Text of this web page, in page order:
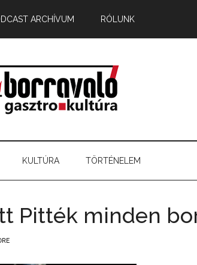
ARCHÍVUM RÓLUNK
KULTÚRA TÖRTÉNELEM
Pitték minden